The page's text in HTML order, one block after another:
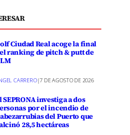
Ciudad Real acoge la final
ranking de pitch & putt de
CARRERO|7 DE AGOSTO DE 2026
SEPRONA investiga a dos
por el incendio de
del Puerto que
28,5 hectáreas